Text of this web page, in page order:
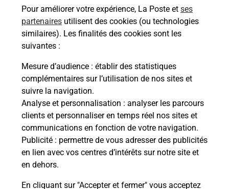
Pour améliorer votre expérience, La Poste et ses
partenaires utilisent des cookies (ou technologies
similaires). Les finalités des cookies sont les
suivantes :
Mesure d’audience : établir des statistiques
complémentaires sur l’utilisation de nos sites et
suivre la navigation.
Analyse et personnalisation : analyser les parcours
clients et personnaliser en temps réel nos sites et
communications en fonction de votre navigation.
Publicité : permettre de vous adresser des publicités
en lien avec vos centres d’intérêts sur notre site et
en dehors.
En cliquant sur "Accepter et fermer" vous acceptez
Questions fréquemment posées
Quel réseau utilise La Poste Mobile ?
Est-ce que je peux garder mon